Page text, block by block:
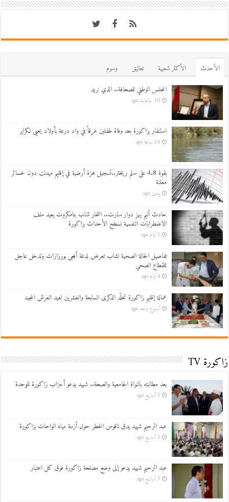
اﻷحدث اﻷكثر شعبية تعاليق
وسوم
المجلس الوطني للصحافة.. الذي نريد
10 ساعات ago
استنفار بزاكورة بعد وفاة طفلين غرقاً في واد درعة بأولاد يحيى لكراير
16 ساعة ago
بقوة 4.8 على سلم ريختر..تسجيل هزة أرضية في إقليم ميدلت دون خسائر
معلنة
يومين ago
حادث أليم يهز دوار سارت.. انتحار شاب بتامكروت يعيد ملف
الاضطرابات النفسية لسطح الأحداث بزاكورة
3 أيام ago
تفاصيل الحالة الصحية لشاب تعرض لدغة أفعى بورزازات وتدخل عاجل
للقطاع الصحي
4 أيام ago
عمالة إقليم زاكورة تخلّد الذكرى السابعة والعشرين لعيد العرش المجيد
أسبوع واحد ago
زاكورة TV
بعد مطالبته بالنواة الجامعية والصحة.. شهيد يدعو أحزاب زاكورة للوحدة
3 أسابيع ago
عبد الرحيم شهيد يدق ناقوس الخطر حول أزمة مياه الواحات بزاكورة
3 أسابيع ago
عبد الرحيم شهيد يدعو إلى وضع مصلحة زاكورة فوق كل اعتبار
3 أسابيع ago